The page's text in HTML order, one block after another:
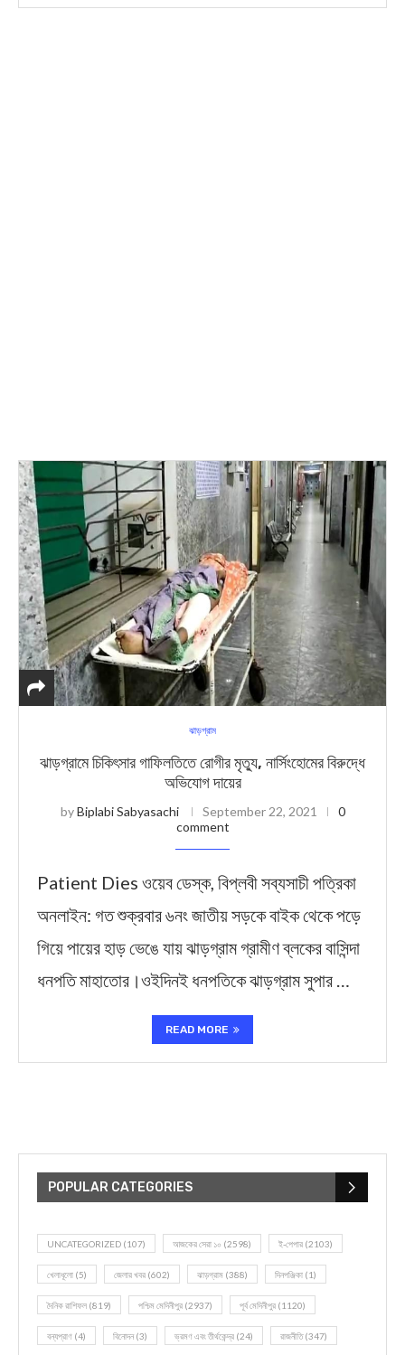
ঝাড়গ্রাম
ঝাড়গ্রামে চিকিৎসার গাফিলতিতে রোগীর মৃত্যু, নার্সিংহোমের বিরুদ্ধে
অভিযোগ দায়ের
byBiplabi Sabyasachi September 22, 2021
0
comment
Patient Dies ওয়েব ডেস্ক, বিপ্লবী সব্যসাচী পত্রিকা
অনলাইন: গত শুক্রবার ৬নং জাতীয় সড়কে বাইক থেকে পড়ে
গিয়ে পায়ের হাড় ভেঙে যায় ঝাড়গ্রাম গ্রামীণ ব্লকের বাসিন্দা
ধনপতি মাহাতোর।ওইদিনই ধনপতিকে ঝাড়গ্রাম সুপার …
READ MORE
POPULAR CATEGORIES
UNCATEGORIZED (107) আজকের সেরা ১০ (2598) ই-পেপার (2103)
খেলাধূলো (5) জেলার খবর (602) ঝাড়গ্রাম (388) দিনপঞ্জিকা (1)
দৈনিক রাশিফল (819) পশ্চিম মেদিনীপুর (2937) পূর্ব মেদিনীপুর (1120)
বন্যপ্রাণ (4) বিনোদন(3) ভ্রমণ এবং তীর্থকেন্দ্র (24) রাজনীতি(347)